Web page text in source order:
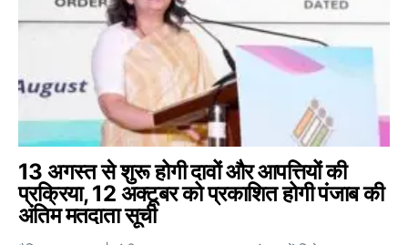
13 अगस्त से शुरू होगी दावों और आपत्तियों की
प्रक्रिया, 12 अक्टूबर को प्रकाशित होगी पंजाब की
अंतिम मतदाता सूची